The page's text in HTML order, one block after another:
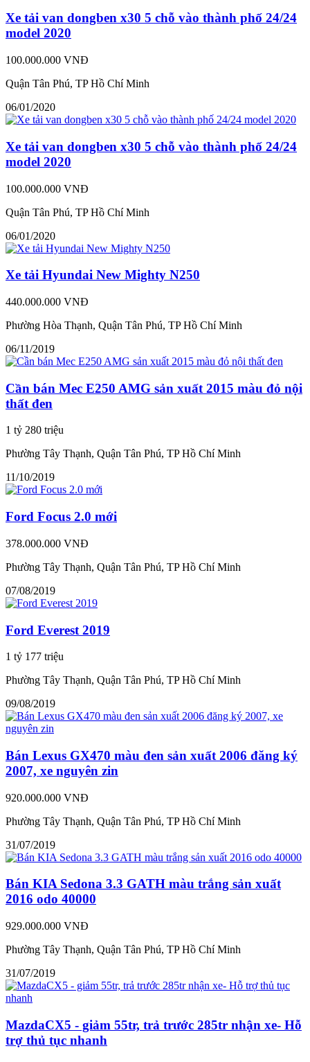
Xe tải van dongben x30 5 chỗ vào thành phố 24/24
model 2020
100.000.000 VNĐ
Quận Tân Phú, TP Hồ Chí Minh
06/01/2020
Xe tải van dongben x30 5 chỗ vào thành phố 24/24
model 2020
100.000.000 VNĐ
Quận Tân Phú, TP Hồ Chí Minh
06/01/2020
Xe tải Hyundai New Mighty N250
440.000.000 VNĐ
Phường Hòa Thạnh, Quận Tân Phú, TP Hồ Chí Minh
06/11/2019
Cần bán Mec E250 AMG sản xuất 2015 màu đỏ nội
thất đen
1 tỷ 280 triệu
Phường Tây Thạnh, Quận Tân Phú, TP Hồ Chí Minh
11/10/2019
Ford Focus 2.0 mới
378.000.000 VNĐ
Phường Tây Thạnh, Quận Tân Phú, TP Hồ Chí Minh
07/08/2019
Ford Everest 2019
1 tỷ 177 triệu
Phường Tây Thạnh, Quận Tân Phú, TP Hồ Chí Minh
09/08/2019
Bán Lexus GX470 màu đen sản xuất 2006 đăng ký
2007, xe nguyên zin
920.000.000 VNĐ
Phường Tây Thạnh, Quận Tân Phú, TP Hồ Chí Minh
31/07/2019
Bán KIA Sedona 3.3 GATH màu trắng sản xuất
2016 odo 40000
929.000.000 VNĐ
Phường Tây Thạnh, Quận Tân Phú, TP Hồ Chí Minh
31/07/2019
MazdaCX5 - giảm 55tr, trả trước 285tr nhận xe- Hỗ
trợ thủ tục nhanh